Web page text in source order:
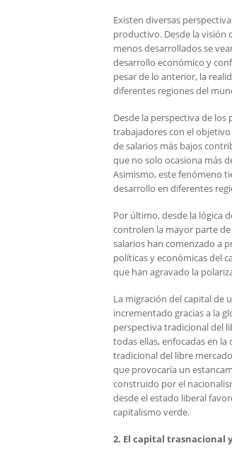
Existen diversas
productivo. Desde la
menos desarrollados se
desarrollo económico y
pesar de lo anterior, la
diferentes regiones del
Desde la perspectiva de
trabajadores con el
de salarios más bajos
que no solo ocasiona más
Asimismo, este fenómeno
desarrollo en diferentes
Por último, desde la lógica
controlen la mayor parte
salarios han comenzado a
políticas y económicas del
que han agravado la
La migración del capital de
incrementado gracias a la
perspectiva tradicional del
todas ellas, enfocadas en
tradicional del libre
que provocaría un
construido por el
desde el estado liberal
capitalismo verde.
2. El capital trasnacional